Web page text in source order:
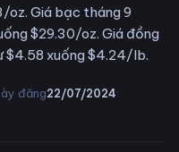
oz. Giá bạc tháng 9
$29.30/oz. Giá đồng
$4.58 xuống $4.24/lb.
đăng22/07/2024·